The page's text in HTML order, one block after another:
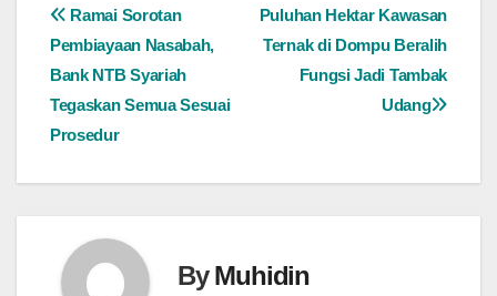
Navigasi
pos
Puluhan Hektar Kawasan
Ternak di Dompu Beralih
Fungsi Jadi Tambak
Udang
Ramai Sorotan
Pembiayaan Nasabah,
Bank NTB Syariah
Tegaskan Semua Sesuai
Prosedur
ByMuhidin